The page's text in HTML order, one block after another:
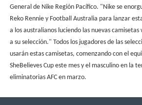
General de Nike Región Pacífico. "Nike se
Reko Rennie y Football Australia para lanzar
a los australianos luciendo las nuevas
a su selección." Todos los jugadores de las
usarán estas camisetas, comenzando con el
SheBelieves Cup este mes y el masculino en la
eliminatorias AFC en marzo.